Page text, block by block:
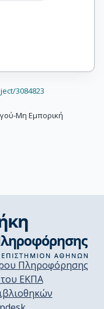
3084823
Μη Εμπορική
Πληροφόρησης
ΕΚΠΑ